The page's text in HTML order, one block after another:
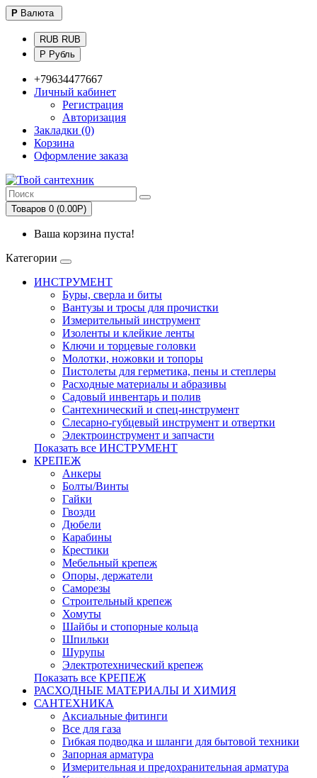
Р Валюта
RUB RUB
Р Рубль
+79634477667
Личный кабинет
Регистрация
Авторизация
Закладки (0)
Корзина
Оформление заказа
Товаров 0 (0.00Р)
Ваша корзина пуста!
Категории
ИНСТРУМЕНТ
Буры, сверла и биты
Вантузы и тросы для прочистки
Измерительный инструмент
Изоленты и клейкие ленты
Ключи и торцевые головки
Молотки, ножовки и топоры
Пистолеты для герметика, пены и степлеры
Расходные материалы и абразивы
Садовый инвентарь и полив
Сантехнический и спец-инструмент
Слесарно-губцевый инструмент и отвертки
Электроинструмент и запчасти
Показать все ИНСТРУМЕНТ
КРЕПЕЖ
Анкеры
Болты/Винты
Гайки
Гвозди
Дюбели
Карабины
Крестики
Мебельный крепеж
Опоры, держатели
Саморезы
Строительный крепеж
Хомуты
Шайбы и стопорные кольца
Шпильки
Шурупы
Электротехнический крепеж
Показать все КРЕПЕЖ
РАСХОДНЫЕ МАТЕРИАЛЫ И ХИМИЯ
САНТЕХНИКА
Аксиальные фитинги
Все для газа
Гибкая подводка и шланги для бытовой техники
Запорная арматура
Измерительная и предохранительная арматура